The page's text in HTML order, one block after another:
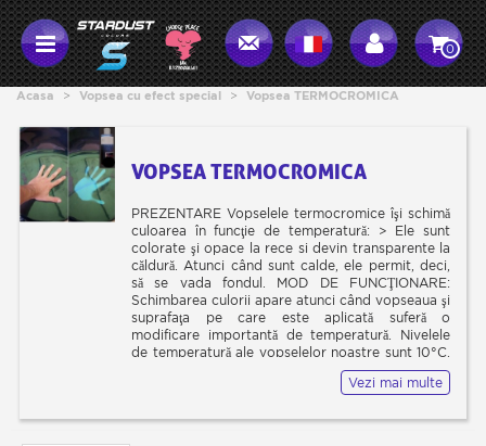
0
Acasa > Vopsea cu efect special > Vopsea TERMOCROMICA
VOPSEA TERMOCROMICA
PREZENTARE Vopselele termocromice îşi schimă
culoarea în funcţie de temperatură: > Ele sunt
colorate şi opace la rece si devin transparente la
căldură. Atunci când sunt calde, ele permit, deci,
să se vada fondul. MOD DE FUNCŢIONARE:
Schimbarea culorii apare atunci când vopseaua şi
suprafaţa pe care este aplicată suferă o
modificare importantă de temperatură. Nivelele
de temperatură ale vopselelor noastre sunt 10°C,
32°C sau 50°C. Efectul se produce instantaneu,
în cazul răcirii sau încălzirii. Culoarea este mai
dată cu apropierea de nivelul sau de temperatură,
Vezi mai multe